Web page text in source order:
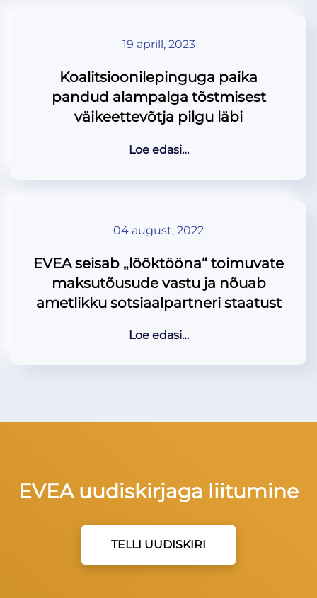
19 aprill, 2023
Koalitsioonilepinguga paika
pandud alampalga tõstmisest
väikeettevõtja pilgu läbi
Loe edasi…
04 august, 2022
EVEA seisab „lööktööna“ toimuvate
maksutõusude vastu ja nõuab
ametlikku sotsiaalpartneri staatust
Loe edasi…
EVEA uudiskirjaga liitumine
TELLI UUDISKIRI